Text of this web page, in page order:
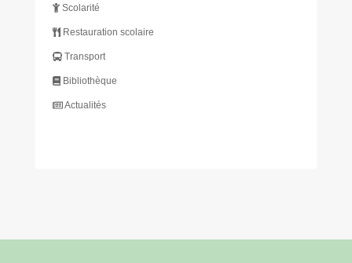
Scolarité
Restauration scolaire
Transport
Bibliothèque
Actualités